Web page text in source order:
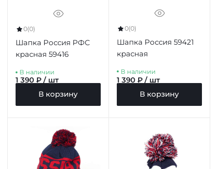
0(0)
Шапка Россия РФС
красная 59416
В наличии
1 390 ₽ / шт
В корзину
0(0)
Шапка Россия 59421
красная
В наличии
1 390 ₽ / шт
В корзину